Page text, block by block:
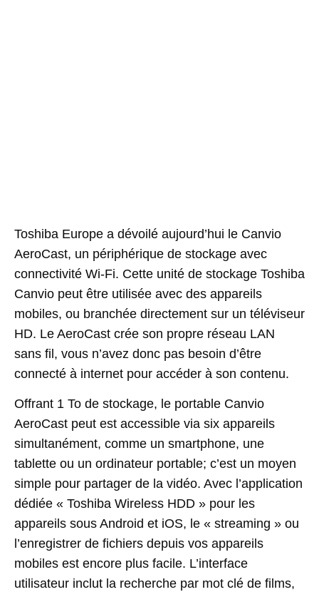
Toshiba Europe a dévoilé aujourd’hui le Canvio
AeroCast, un périphérique de stockage avec
connectivité Wi-Fi. Cette unité de stockage Toshiba
Canvio peut être utilisée avec des appareils
mobiles, ou branchée directement sur un téléviseur
HD. Le AeroCast crée son propre réseau LAN
sans fil, vous n’avez donc pas besoin d’être
connecté à internet pour accéder à son contenu.
Offrant 1 To de stockage, le portable Canvio
AeroCast peut est accessible via six appareils
simultanément, comme un smartphone, une
tablette ou un ordinateur portable; c’est un moyen
simple pour partager de la vidéo. Avec l’application
dédiée « Toshiba Wireless HDD » pour les
appareils sous Android et iOS, le « streaming » ou
l’enregistrer de fichiers depuis vos appareils
mobiles est encore plus facile. L’interface
utilisateur inclut la recherche par mot clé de films,